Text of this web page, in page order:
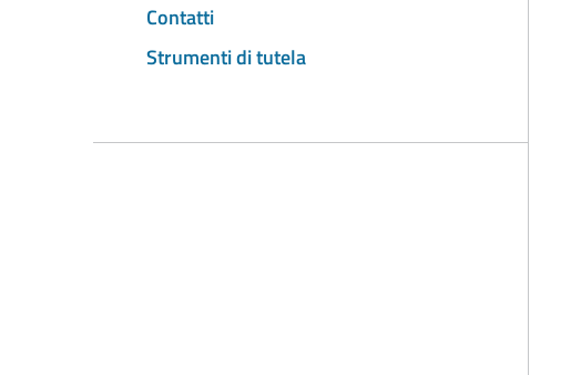
Contatti
Strumenti di tutela